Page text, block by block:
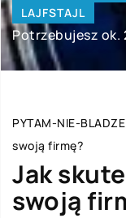
LAJFSTAJL
Potrzebujesz ok.
PYTAM-NIE-BLADZE
swoją firmę?
Jak
swoją